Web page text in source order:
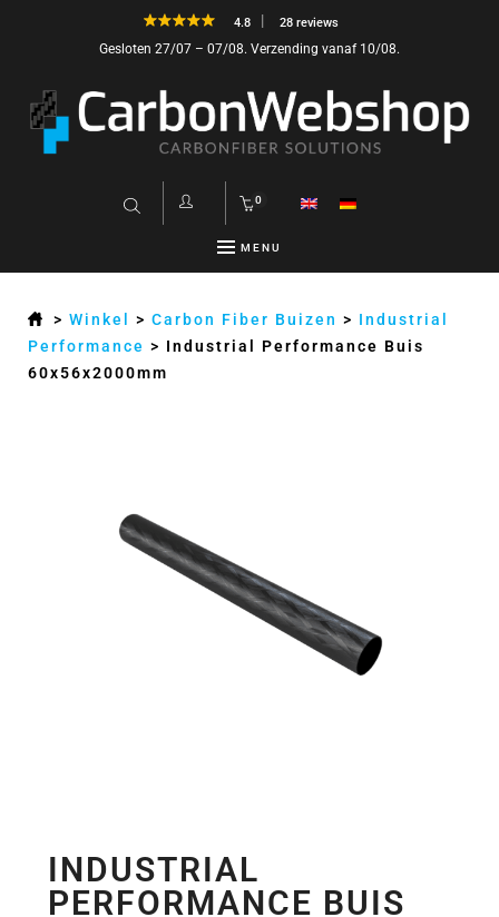
4.8 28 reviews
Gesloten 27/07 – 07/08. Verzending vanaf 10/08.
0
MENU
>Winkel >Carbon Fiber Buizen > Industrial
Performance > Industrial Performance Buis
60x56x2000mm
INDUSTRIAL
PERFORMANCE BUIS